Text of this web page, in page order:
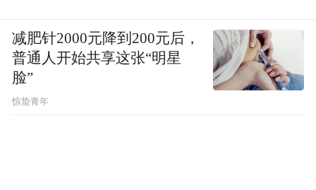
减肥针2000元降到200元后，
普通人开始共享这张“明星
脸”
惊蛰青年